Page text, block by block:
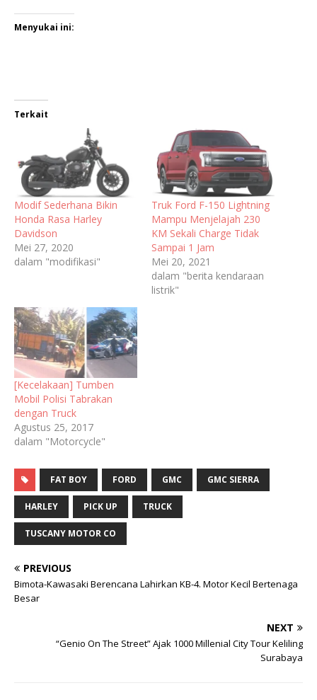
Menyukai ini:
Terkait
Modif Sederhana Bikin
Honda Rasa Harley
Davidson
Mei 27, 2020
dalam "modifikasi"
Truk Ford F-150 Lightning
Mampu Menjelajah 230
KM Sekali Charge Tidak
Sampai 1 Jam
Mei 20, 2021
dalam "berita kendaraan
listrik"
[Kecelakaan] Tumben
Mobil Polisi Tabrakan
dengan Truck
Agustus 25, 2017
dalam "Motorcycle"
FAT BOY FORD GMC GMC SIERRA
HARLEY PICK UP TRUCK
TUSCANY MOTOR CO
PREVIOUS
Bimota-Kawasaki Berencana Lahirkan KB-4. Motor Kecil Bertenaga
Besar
NEXT
“Genio On The Street” Ajak 1000 Millenial City Tour Keliling
Surabaya